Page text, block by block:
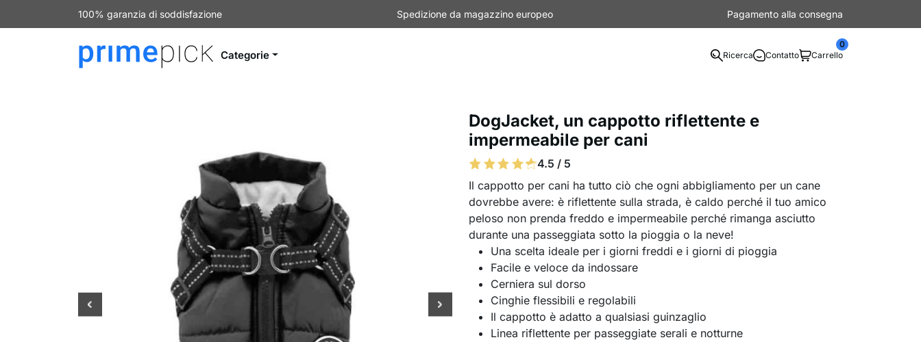
100% garanzia di soddisfazione Spedizione da magazzino europeo Pagamento alla consegna
Categorie Ricerca Contatto Carrello
0
DogJacket, un cappotto riflettente e
impermeabile per cani
4.5 / 5
Il cappotto per cani ha tutto ciò che ogni abbigliamento per un cane
dovrebbe avere: è riflettente sulla strada, è caldo perché il tuo amico
peloso non prenda freddo e impermeabile perché rimanga asciutto
durante una passeggiata sotto la pioggia o la neve!
Una scelta ideale per i giorni freddi e i giorni di pioggia
Facile e veloce da indossare
Cerniera sul dorso
Cinghie flessibili e regolabili
Il cappotto è adatto a qualsiasi guinzaglio
Linea riflettente per passeggiate serali e notturne